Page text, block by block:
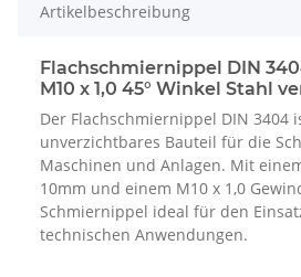
Artikelbeschreibung
Flachschmiernippel DIN
M10 x 1,0 45° Winkel Stahl
Der Flachschmiernippel DIN 3404
unverzichtbares Bauteil für die
Maschinen und Anlagen. Mit
10mm und einem M10 x 1,0
Schmiernippel ideal für den
technischen Anwendungen.